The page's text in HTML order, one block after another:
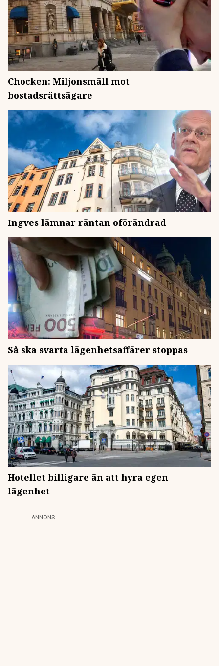
Chocken: Miljonsmäll mot
bostadsrättsägare
Ingves lämnar räntan oförändrad
Så ska svarta lägenhetsaffärer stoppas
Hotellet billigare än att hyra egen
lägenhet
ANNONS